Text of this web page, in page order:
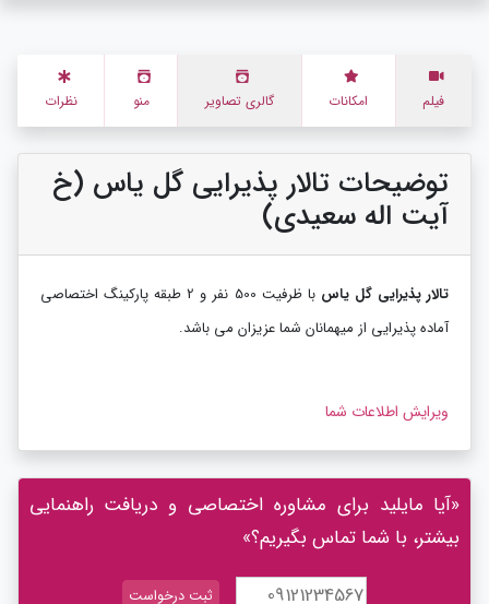
فیلم امکانات گالری تصاویر منو نظرات
توضیحات تالار پذیرایی گل یاس (خ
آیت اله سعیدی)
تالار پذیرایی گل یاس
با ظرفیت 500 نفر و 2 طبقه پارکینگ اختصاصی
آماده پذیرایی از میهمانان شما عزیزان می باشد.
ویرایش اطلاعات شما
«آیا مایلید برای مشاوره اختصاصی و دریافت راهنمایی
بیشتر، با شما تماس بگیریم؟»